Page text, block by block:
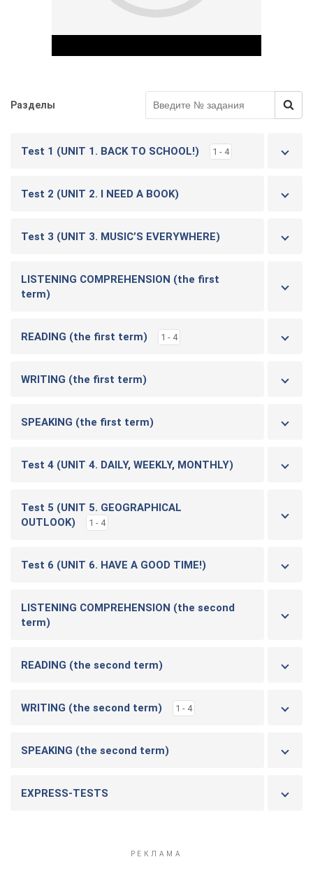
Play Video
Разделы
Test 1 (UNIT 1. BACK TO SCHOOL!) 1 - 4
Test 2 (UNIT 2. I NEED A BOOK)
Test 3 (UNIT 3. MUSIC’S EVERYWHERE)
LISTENING COMPREHENSION (the first
term)
READING (the first term) 1 - 4
WRITING (the first term)
SPEAKING (the first term)
Test 4 (UNIT 4. DAILY, WEEKLY, MONTHLY)
Test 5 (UNIT 5. GEOGRAPHICAL
OUTLOOK)
1 - 4
Test 6 (UNIT 6. HAVE A GOOD TIME!)
LISTENING COMPREHENSION (the second
term)
READING (the second term)
WRITING (the second term) 1 - 4
SPEAKING (the second term)
EXPRESS-TESTS